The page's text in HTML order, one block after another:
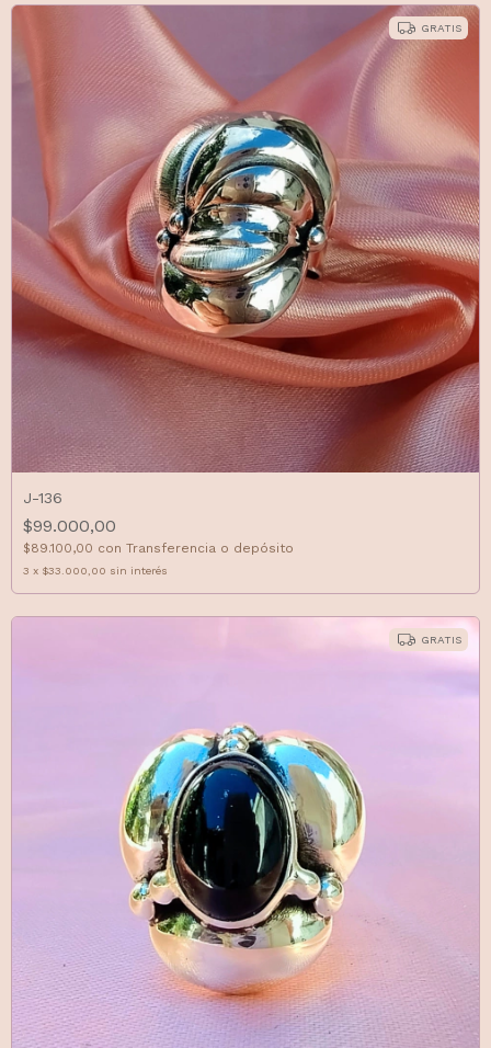
GRATIS
J-136
$99.000,00
$89.100,00 con Transferencia o depósito
3 x $33.000,00 sin interés
GRATIS